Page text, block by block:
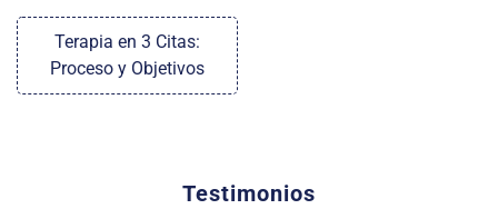
Terapia en 3 Citas:
Proceso y Objetivos
Testimonios